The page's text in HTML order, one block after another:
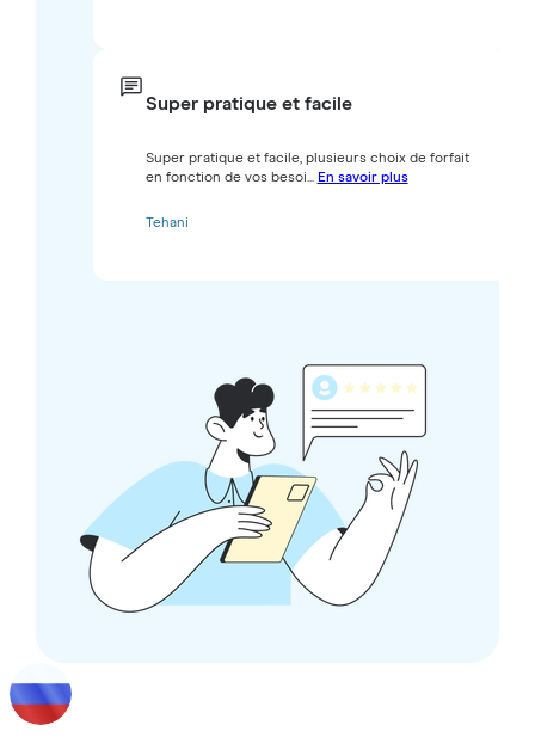
Super pratique et facile
Super pratique et facile, plusieurs choix de forfait
en fonction de vos besoi... En savoir plus
Tehani